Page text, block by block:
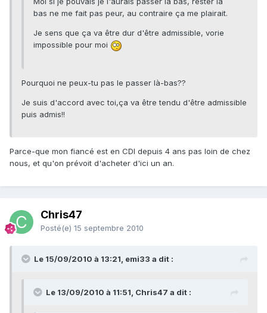
bas ne me fait pas peur, au contraire ça me plairait.
Je sens que ça va être dur d'être admissible, vorie
impossible pour moi
Pourquoi ne peux-tu pas le passer là-bas??
Je suis d'accord avec toi,ça va être tendu d'être admissible
puis admis!!
Parce-que mon fiancé est en CDI depuis 4 ans pas loin de chez
nous, et qu'on prévoit d'acheter d'ici un an.
Chris47
Posté(e) 15 septembre 2010
Le 15/09/2010 à 13:21, emi33 a dit :
Le 13/09/2010 à 11:51, Chris47 a dit :